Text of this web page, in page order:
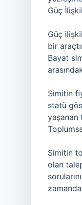
Güç
Güç
bir
Bayat
Simitin
statü
yaşanan
Simitin
olan